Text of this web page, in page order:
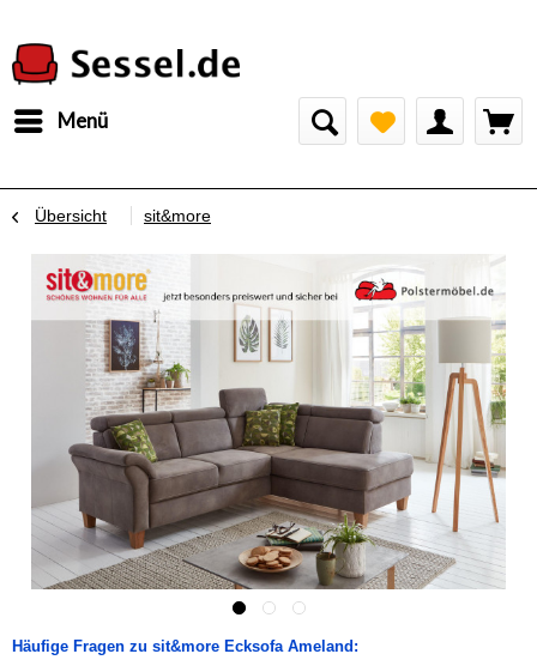
Menü
Übersicht sit&more
Häufige Fragen zu sit&more Ecksofa Ameland: